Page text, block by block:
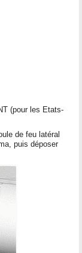
(pour les Etats-
de feu latéral
puis déposer